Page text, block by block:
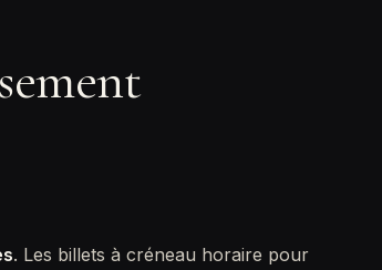
. Les billets à créneau horaire pour